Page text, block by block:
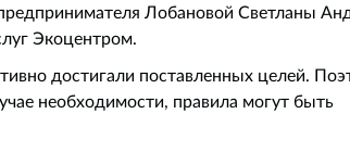
Лобановой Светланы
Экоцентром.
достигали поставленных целей.
необходимости, правила могут быть